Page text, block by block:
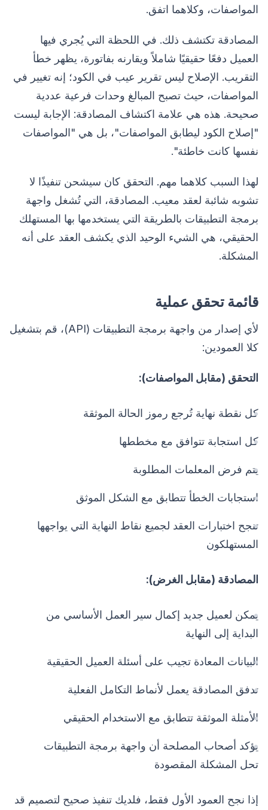
المواصفات، وكلاهما اتفق.
المصادقة تكتشف ذلك. في اللحظة التي يُجري فيها
العميل دفعًا حقيقيًا شاملاً ويقارنه بفاتورة، يظهر خطأ
التقريب. الإصلاح ليس تقرير عيب في الكود؛ إنه تغيير في
المواصفات، حيث تصبح المبالغ وحدات فرعية عددية
صحيحة. هذه هي علامة اكتشاف المصادقة: الإجابة ليست
"إصلاح الكود ليطابق المواصفات"، بل هي "المواصفات
نفسها كانت خاطئة".
لهذا السبب كلاهما مهم. التحقق كان سيشحن تنفيذًا لا
تشوبه شائبة لعقد معيب. المصادقة، التي تُشغل واجهة
برمجة التطبيقات بالطريقة التي يستخدمها بها المستهلك
الحقيقي، هي الشيء الوحيد الذي يكشف العقد على أنه
المشكلة.
قائمة تحقق عملية
لأي إصدار من واجهة برمجة التطبيقات (API)، قم بتشغيل
كلا العمودين:
التحقق (مقابل المواصفات):
كل نقطة نهاية تُرجع رموز الحالة الموثقة
كل استجابة تتوافق مع مخططها
يتم فرض المعلمات المطلوبة
استجابات الخطأ تتطابق مع الشكل الموثق
تنجح اختبارات العقد لجميع نقاط النهاية التي يواجهها
المستهلكون
المصادقة (مقابل الغرض):
يمكن لعميل جديد إكمال سير العمل الأساسي من
البداية إلى النهاية
البيانات المعادة تجيب على أسئلة العميل الحقيقية
تدفق المصادقة يعمل لأنماط التكامل الفعلية
الأمثلة الموثقة تتطابق مع الاستخدام الحقيقي
يؤكد أصحاب المصلحة أن واجهة برمجة التطبيقات
تحل المشكلة المقصودة
إذا نجح العمود الأول فقط، فلديك تنفيذ صحيح لتصميم قد